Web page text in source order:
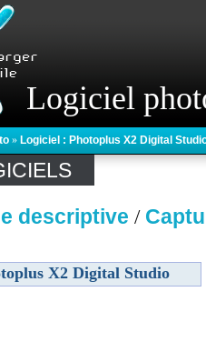
Logiciel
» Logiciel : Photoplus X2 Digital
descriptive /
X2 Digital Studio